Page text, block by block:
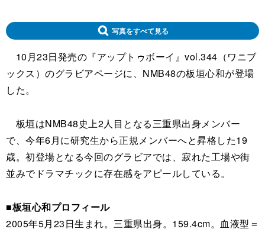
写真をすべて見る
10月23日発売の『アップトゥボーイ』vol.344（ワニブ
ックス）のグラビアページに、NMB48の板垣心和が登場
した。
板垣はNMB48史上2人目となる三重県出身メンバー
で、今年6月に研究生から正規メンバーへと昇格した19
歳。初登場となる今回のグラビアでは、寂れた工場や街
並みでドラマチックに存在感をアピールしている。
■板垣心和プロフィール
2005年5月23日生まれ。三重県出身。159.4cm。血液型＝